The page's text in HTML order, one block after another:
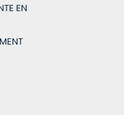
EN